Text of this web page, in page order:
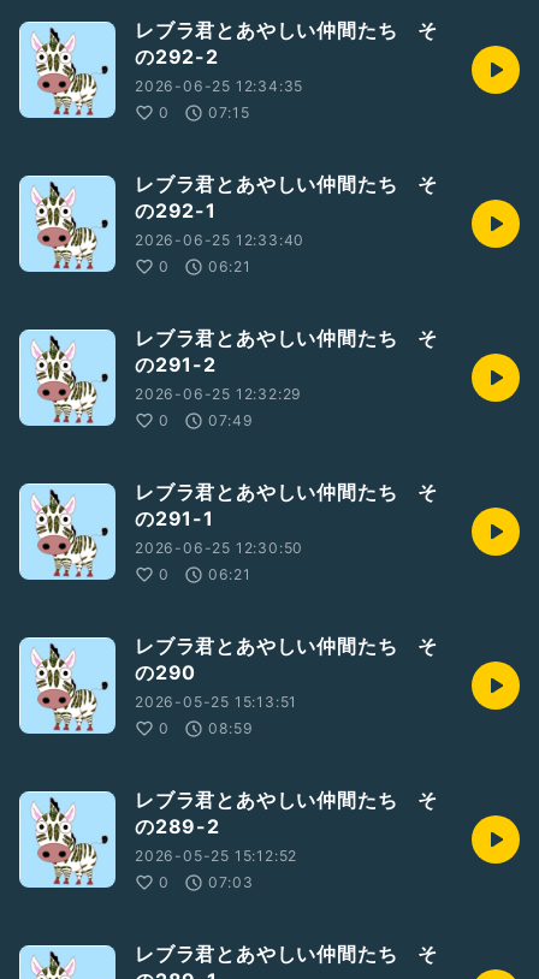
レブラ君とあやしい仲間たち そ
の292-2
2026-06-25 12:34:35
0
07:15
レブラ君とあやしい仲間たち そ
の292-1
2026-06-25 12:33:40
0
06:21
レブラ君とあやしい仲間たち そ
の291-2
2026-06-25 12:32:29
0
07:49
レブラ君とあやしい仲間たち そ
の291-1
2026-06-25 12:30:50
0
06:21
レブラ君とあやしい仲間たち そ
の290
2026-05-25 15:13:51
0
08:59
レブラ君とあやしい仲間たち そ
の289-2
2026-05-25 15:12:52
0
07:03
レブラ君とあやしい仲間たち そ